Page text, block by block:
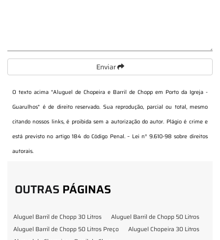
Enviar
O texto acima "Aluguel de Chopeira e Barril de Chopp em Porto da Igreja -
Guarulhos" é de direito reservado. Sua reprodução, parcial ou total, mesmo
citando nossos links, é proibida sem a autorização do autor. Plágio é crime e
está previsto no artigo 184 do Código Penal. – Lei n° 9.610-98 sobre direitos
autorais.
OUTRAS PÁGINAS
Aluguel Barril de Chopp 30 Litros
Aluguel Barril de Chopp 50 Litros
Aluguel Barril de Chopp 50 Litros Preço
Aluguel Chopeira 30 Litros